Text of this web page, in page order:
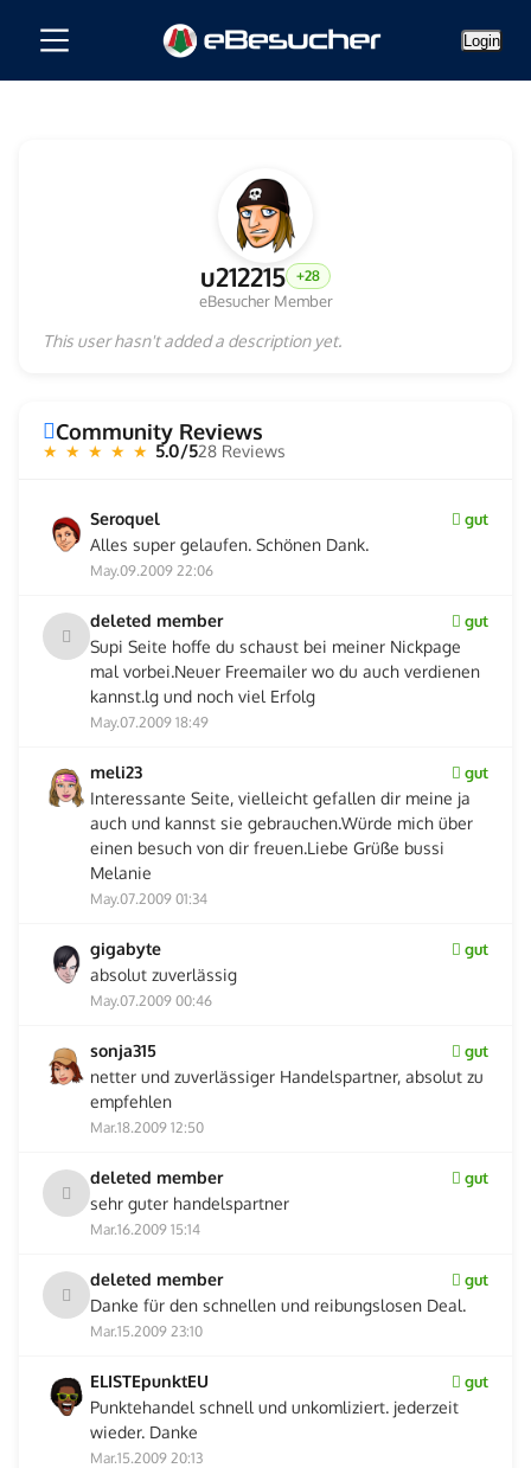
Login
u212215 +28
eBesucher Member
This user hasn't added a description yet.
Community Reviews
★ ★ ★ ★ ★ 5.0/528 Reviews
Seroquel gut
Alles super gelaufen. Schönen Dank.
May.09.2009 22:06
deleted member gut
Supi Seite hoffe du schaust bei meiner Nickpage
mal vorbei.Neuer Freemailer wo du auch verdienen
kannst.lg und noch viel Erfolg
May.07.2009 18:49
meli23 gut
Interessante Seite, vielleicht gefallen dir meine ja
auch und kannst sie gebrauchen.Würde mich über
einen besuch von dir freuen.Liebe Grüße bussi
Melanie
May.07.2009 01:34
gigabyte gut
absolut zuverlässig
May.07.2009 00:46
sonja315 gut
netter und zuverlässiger Handelspartner, absolut zu
empfehlen
Mar.18.2009 12:50
deleted member gut
sehr guter handelspartner
Mar.16.2009 15:14
deleted member gut
Danke für den schnellen und reibungslosen Deal.
Mar.15.2009 23:10
ELISTEpunktEU gut
Punktehandel schnell und unkomliziert. jederzeit
wieder. Danke
Mar.15.2009 20:13